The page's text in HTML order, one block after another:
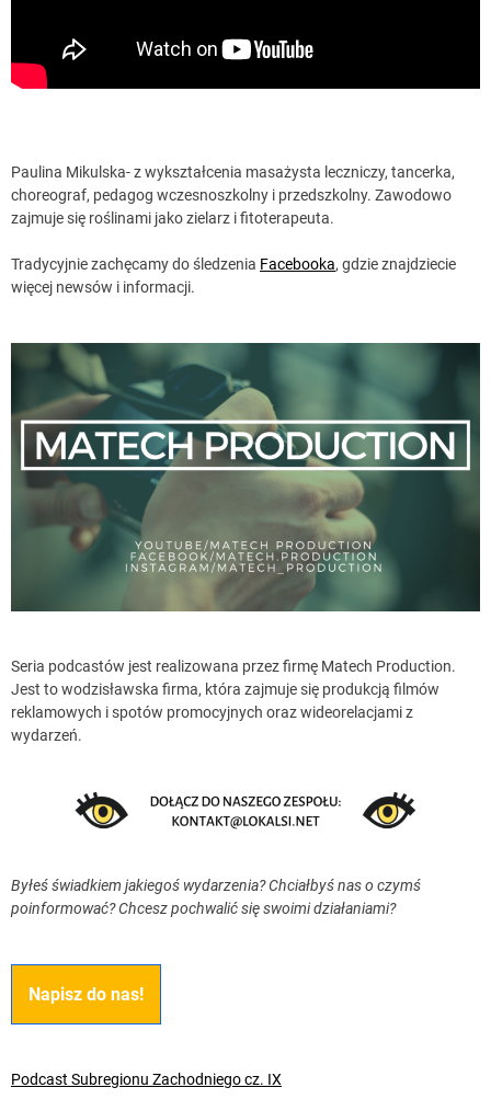
Paulina Mikulska- z wykształcenia masażysta leczniczy, tancerka,
choreograf, pedagog wczesnoszkolny i przedszkolny. Zawodowo
zajmuje się roślinami jako zielarz i fitoterapeuta.
Tradycyjnie zachęcamy do śledzenia Facebooka, gdzie znajdziecie
więcej newsów i informacji.
Seria podcastów jest realizowana przez firmę Matech Production.
Jest to wodzisławska firma, która zajmuje się produkcją filmów
reklamowych i spotów promocyjnych oraz wideorelacjami z
wydarzeń.
Byłeś świadkiem jakiegoś wydarzenia? Chciałbyś nas o czymś
poinformować? Chcesz pochwalić się swoimi działaniami?
Napisz do nas!
Podcast Subregionu Zachodniego cz. IX